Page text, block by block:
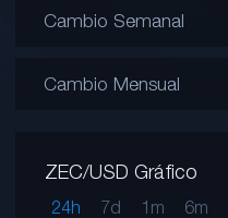
Cambio Semanal
Cambio Mensual
ZEC/USD Gráfico
24h 7d 1m 6m